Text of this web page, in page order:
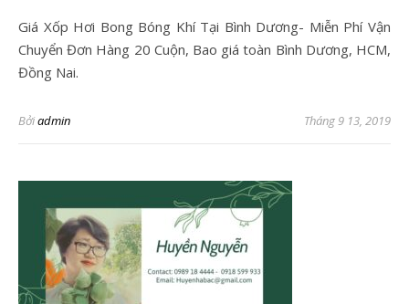
Giá Xốp Hơi Bong Bóng Khí Tại Bình Dương- Miễn Phí Vận
Chuyển Đơn Hàng 20 Cuộn, Bao giá toàn Bình Dương, HCM,
Đồng Nai.
Bởiadmin Tháng 9 13, 2019